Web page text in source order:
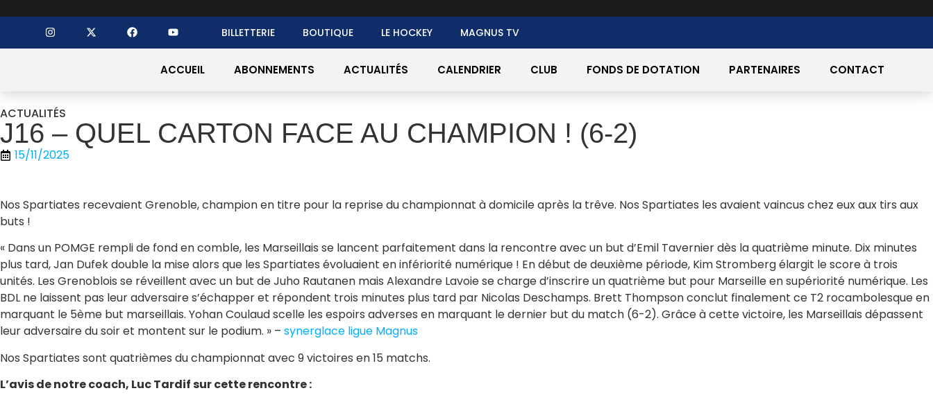
BILLETTERIE BOUTIQUE LE HOCKEY MAGNUS TV
ACCUEIL ABONNEMENTS ACTUALITÉS CALENDRIER CLUB FONDS DE DOTATION PARTENAIRES CONTACT
ACTUALITÉS
J16 – QUEL CARTON FACE AU CHAMPION ! (6-2)
15/11/2025
Nos Spartiates recevaient Grenoble, champion en titre pour la reprise du championnat à domicile après la trêve. Nos Spartiates les avaient vaincus chez eux aux tirs aux
buts !
« Dans un POMGE rempli de fond en comble, les Marseillais se lancent parfaitement dans la rencontre avec un but d’Emil Tavernier dès la quatrième minute. Dix minutes
plus tard, Jan Dufek double la mise alors que les Spartiates évoluaient en infériorité numérique ! En début de deuxième période, Kim Stromberg élargit le score à trois
unités. Les Grenoblois se réveillent avec un but de Juho Rautanen mais Alexandre Lavoie se charge d’inscrire un quatrième but pour Marseille en supériorité numérique. Les
BDL ne laissent pas leur adversaire s’échapper et répondent trois minutes plus tard par Nicolas Deschamps. Brett Thompson conclut finalement ce T2 rocambolesque en
marquant le 5ème but marseillais. Yohan Coulaud scelle les espoirs adverses en marquant le dernier but du match (6-2). Grâce à cette victoire, les Marseillais dépassent
leur adversaire du soir et montent sur le podium. » – synerglace ligue Magnus
Nos Spartiates sont quatrièmes du championnat avec 9 victoires en 15 matchs.
L’avis de notre coach, Luc Tardif sur cette rencontre :